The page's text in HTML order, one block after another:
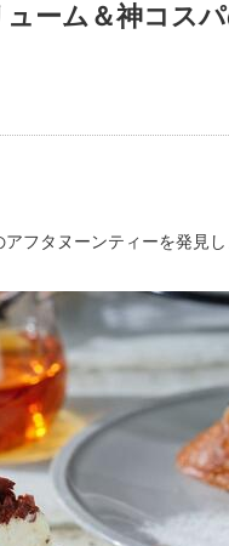
ーム＆神コス
フタヌーンティーを発見し